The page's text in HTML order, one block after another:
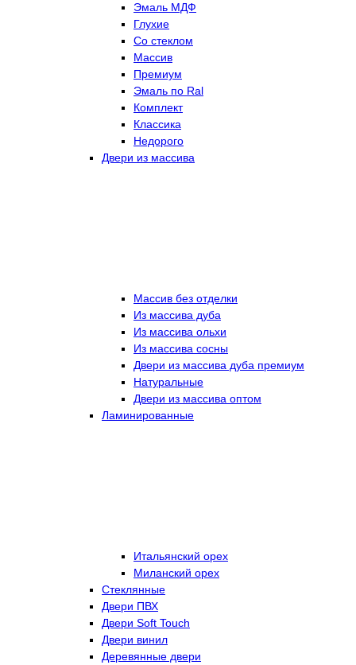
Эмаль МДФ
Глухие
Со стеклом
Массив
Премиум
Эмаль по Ral
Комплект
Классика
Недорого
Двери из массива
Массив без отделки
Из массива дуба
Из массива ольхи
Из массива сосны
Двери из массива дуба премиум
Натуральные
Двери из массива оптом
Ламинированные
Итальянский орех
Миланский орех
Стеклянные
Двери ПВХ
Двери Soft Touch
Двери винил
Деревянные двери